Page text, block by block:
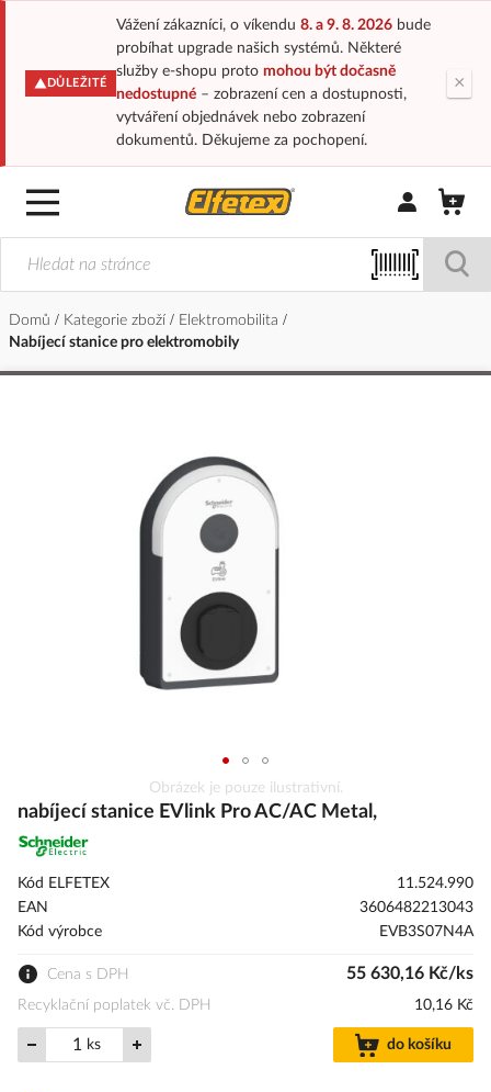
DŮLEŽITÉ
Vážení zákazníci, o víkendu 8. a 9. 8. 2026bude
probíhat upgrade našich systémů. Některé
služby e-shopu proto mohou být dočasně
nedostupné– zobrazení cen a dostupnosti,
vytváření objednávek nebo zobrazení
dokumentů. Děkujeme za pochopení.
×
Přihlásit/
Domů Kategorie zboží
Elektromobilita
Nabíjecí stanice pro elektromobily
na
galerie
s
Obrázek je pouze ilustrativní.
nabíjecí stanice EVlink Pro AC/AC Metal,
Kód ELFETEX
11.524.990
EAN
3606482213043
Kód výrobce
EVB3S07N4A
Cena s DPH 55 630,16 Kč/ks
Recyklační poplatek vč. DPH 10,16 Kč
ks do košíku